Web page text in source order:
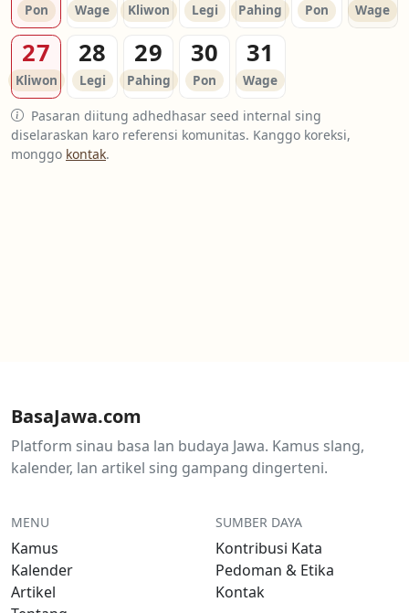
Pon Wage Kliwon Legi Pahing Pon Wage
27
Kliwon
28
Legi
29
Pahing
30
Pon
31
Wage
Pasaran diitung adhedhasar seed internal sing
diselaraskan karo referensi komunitas. Kanggo koreksi,
monggo kontak.
BasaJawa.com
Platform sinau basa lan budaya Jawa. Kamus slang,
kalender, lan artikel sing gampang dingerteni.
MENU
Kamus
Kalender
Artikel
SUMBER DAYA
Kontribusi Kata
Pedoman & Etika
Kontak